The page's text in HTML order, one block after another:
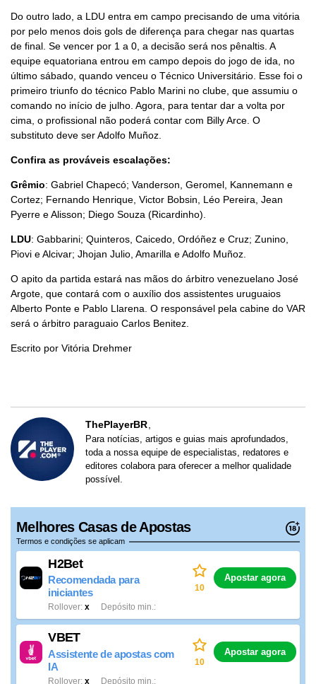
Do outro lado, a LDU entra em campo precisando de uma vitória
por pelo menos dois gols de diferença para chegar nas quartas
de final. Se vencer por 1 a 0, a decisão será nos pênaltis. A
equipe equatoriana entrou em campo depois do jogo de ida, no
último sábado, quando venceu o Técnico Universitário. Esse foi o
primeiro triunfo do técnico Pablo Marini no clube, que assumiu o
comando no início de julho. Agora, para tentar dar a volta por
cima, o profissional não poderá contar com Billy Arce. O
substituto deve ser Adolfo Muñoz.
Confira as prováveis escalações:
Grêmio: Gabriel Chapecó; Vanderson, Geromel, Kannemann e
Cortez; Fernando Henrique, Victor Bobsin, Léo Pereira, Jean
Pyerre e Alisson; Diego Souza (Ricardinho).
LDU: Gabbarini; Quinteros, Caicedo, Ordóñez e Cruz; Zunino,
Piovi e Alcivar; Jhojan Julio, Amarilla e Adolfo Muñoz.
O apito da partida estará nas mãos do árbitro venezuelano José
Argote, que contará com o auxílio dos assistentes uruguaios
Alberto Ponte e Pablo Llarena. O responsável pela cabine do VAR
será o árbitro paraguaio Carlos Benitez.
Escrito por Vitória Drehmer
ThePlayerBR
Para notícias, artigos e guias mais aprofundados,
toda a nossa equipe de especialistas, redatores e
editores colabora para oferecer a melhor qualidade
possível.
Melhores Casas de Apostas
Termos e condições se aplicam
H2Bet
Recomendada para
iniciantes
x
Rollover Depósito min.
10
Apostar agora
VBET
Assistente de apostas com
IA
x
Rollover Depósito min.
10
Apostar agora